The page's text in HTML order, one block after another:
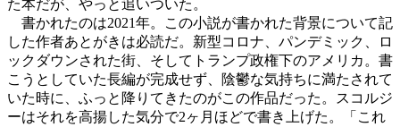
た本だが、やっと追いついた。
書かれたのは2021年。この小説が書かれた背景について記
した作者あとがきは必読だ。新型コロナ、パンデミック、ロ
ックダウンされた街、そしてトランプ政権下のアメリカ。書
こうとしていた長編が完成せず、陰鬱な気持ちに満たされて
いた時に、ふっと降りてきたのがこの作品だった。スコルジ
ーはそれを高揚した気分で2ヶ月ほどで書き上げた。「これ